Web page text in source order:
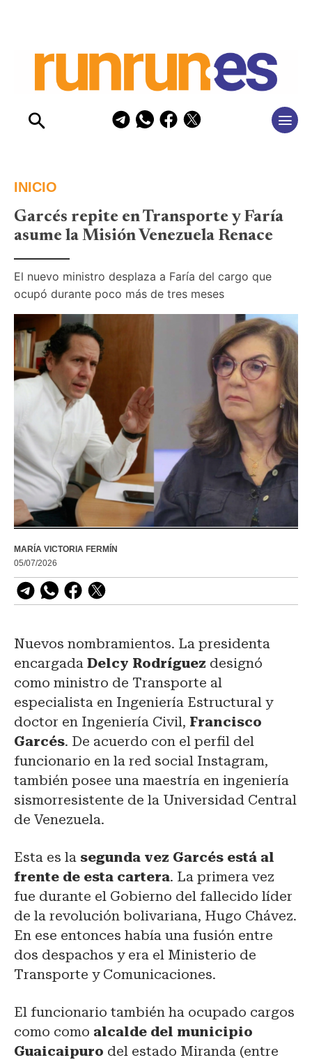
INICIO
Garcés repite en Transporte y Faría
asume la Misión Venezuela Renace
El nuevo ministro desplaza a Faría del cargo que
ocupó durante poco más de tres meses
MARÍA VICTORIA FERMÍN
05/07/2026
Nuevos nombramientos. La presidenta
encargada Delcy Rodríguez designó
como ministro de Transporte al
especialista en Ingeniería Estructural y
doctor en Ingeniería Civil, Francisco
Garcés. De acuerdo con el perfil del
funcionario en la red social Instagram,
también posee una maestría en ingeniería
sismorresistente de la Universidad Central
de Venezuela.
Esta es la segunda vez Garcés está al
frente de esta cartera. La primera vez
fue durante el Gobierno del fallecido líder
de la revolución bolivariana, Hugo Chávez.
En ese entonces había una fusión entre
dos despachos y era el Ministerio de
Transporte y Comunicaciones.
El funcionario también ha ocupado cargos
como como alcalde del municipio
Guaicaipuro del estado Miranda (entre